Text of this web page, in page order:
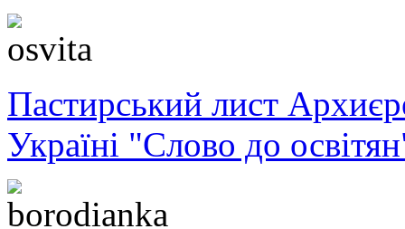
Пастирський лист
Україні "Слово до